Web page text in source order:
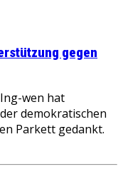
gegen
wen hat
demokratischen
Parkett gedankt.